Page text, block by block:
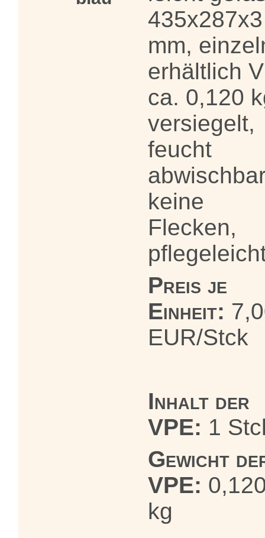
435x287x3
mm,
erhältlich
ca. 0,120
versiegelt,
feucht
keine
Flecken,
Preis je
Einheit:
EUR/Stck
Inhalt der
VPE: 1
Gewicht
VPE:
kg